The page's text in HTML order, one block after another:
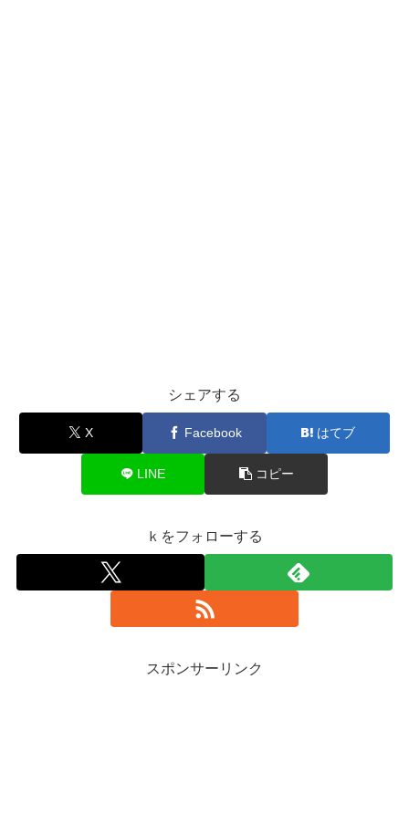
シェアする
X Facebook はてブ
LINE コピー
ｋをフォローする
スポンサーリンク